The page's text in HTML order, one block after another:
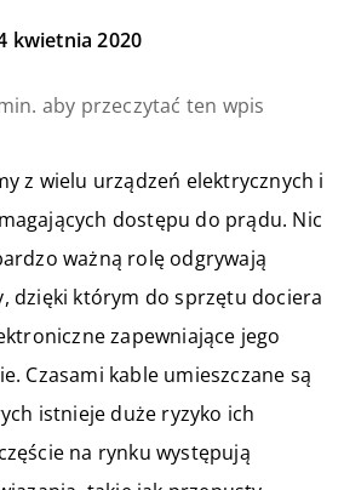
kwietnia 2020
aby przeczytać ten wpis
z wielu urządzeń elektrycznych i
dostępu do prądu. Nic
ważną rolę odgrywają
dzięki którym do sprzętu dociera
zapewniające jego
Czasami kable umieszczane są
istnieje duże ryzyko ich
na rynku występują